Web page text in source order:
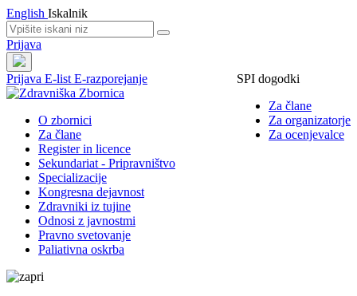
English Iskalnik
Prijava
Prijava
SPI dogodki
Za člane
Za organizatorje
Za ocenjevalce
E-list E-razporejanje
O zbornici
Za člane
Register in licence
Sekundariat - Pripravništvo
Specializacije
Kongresna dejavnost
Zdravniki iz tujine
Odnosi z javnostmi
Pravno svetovanje
Paliativna oskrba